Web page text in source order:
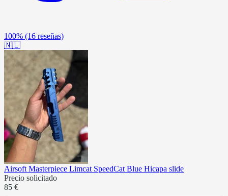
100% (16 reseñas)
🇳🇱
Airsoft Masterpiece Limcat SpeedCat Blue Hicapa slide
Precio solicitado
85 €